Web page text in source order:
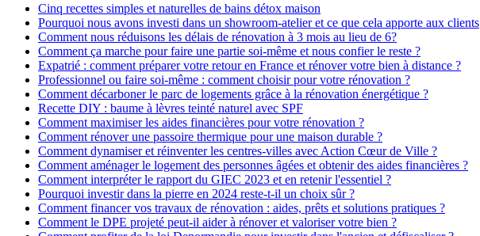
Cinq recettes simples et naturelles de bains détox maison
Pourquoi nous avons investi dans un showroom-atelier et ce que cela apporte aux clients
Comment nous réduisons les délais de rénovation à 3 mois au lieu de 6?
Comment ça marche pour faire une partie soi-même et nous confier le reste ?
Expatrié : comment préparer votre retour en France et rénover votre bien à distance ?
Professionnel ou faire soi-même : comment choisir pour votre rénovation ?
Comment décarboner le parc de logements grâce à la rénovation énergétique ?
Recette DIY : baume à lèvres teinté naturel avec SPF
Comment maximiser les aides financières pour votre rénovation ?
Comment rénover une passoire thermique pour une maison durable ?
Comment dynamiser et réinventer les centres-villes avec Action Cœur de Ville ?
Comment aménager le logement des personnes âgées et obtenir des aides financières ?
Comment interpréter le rapport du GIEC 2023 et en retenir l'essentiel ?
Pourquoi investir dans la pierre en 2024 reste-t-il un choix sûr ?
Comment financer vos travaux de rénovation : aides, prêts et solutions pratiques ?
Comment le DPE projeté peut-il aider à rénover et valoriser votre bien ?